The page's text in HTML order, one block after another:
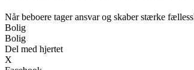
Når beboere tager ansvar og skaber stærke
Bolig
Bolig
Del med hjertet
X